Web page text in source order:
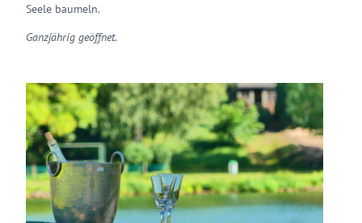
Seele baumeln.
Ganzjährig geöffnet.